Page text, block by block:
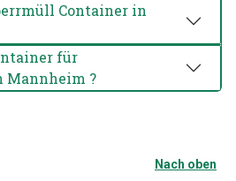
Container in
für
Baumischabfall in Mannheim ?
Nach oben